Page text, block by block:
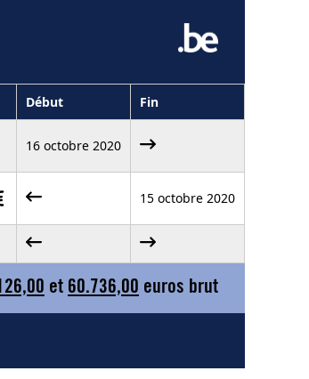
Début Fin
16 octobre 2020
15 octobre 2020
et 60.736,00 euros brut